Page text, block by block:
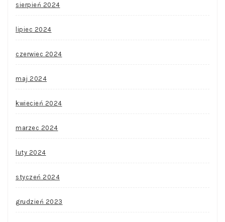
sierpień 2024
lipiec 2024
czerwiec 2024
maj 2024
kwiecień 2024
marzec 2024
luty 2024
styczeń 2024
grudzień 2023